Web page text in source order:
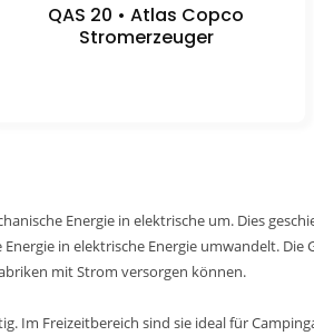
QAS 20 • Atlas Copco
Stromerzeuger
Energie in elektrische um. Dies
in elektrische Energie umwandelt.
mit Strom versorgen können.
Im Freizeitbereich sind sie ideal für